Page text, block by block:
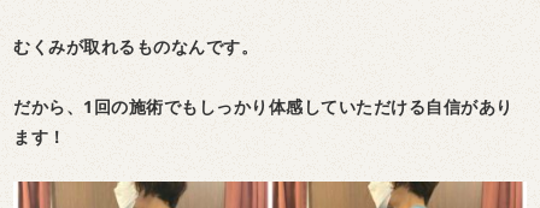
むくみが取れるものなんです。
だから、1回の施術でもしっかり体感していただける自信があり
ます！